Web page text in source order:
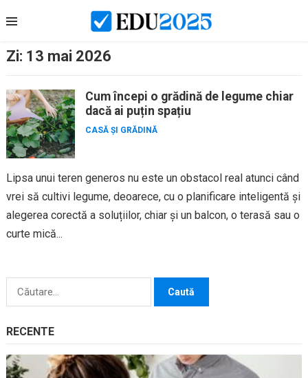
to
Zi: 13 mai 2026
Cum începi o grădină de legume chiar
dacă ai puțin spațiu
CASĂ ȘI GRĂDINĂ
Lipsa unui teren generos nu este un obstacol real atunci când
vrei să cultivi legume, deoarece, cu o planificare inteligentă și
alegerea corectă a soluțiilor, chiar și un balcon, o terasă sau o
curte mică...
Caută
RECENTE